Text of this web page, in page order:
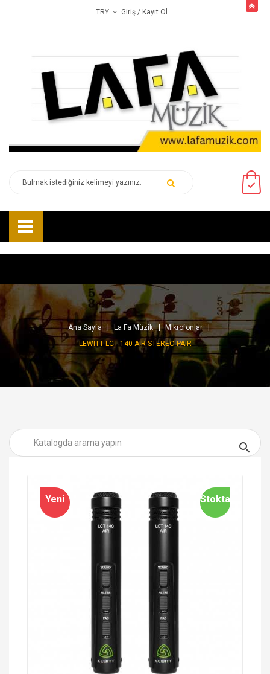
TRY Giriş / Kayıt Ol
Ana Sayfa La Fa Müzik
Mikrofonlar
LEWITT LCT 140 AIR STEREO PAIR

Stokta
Yeni